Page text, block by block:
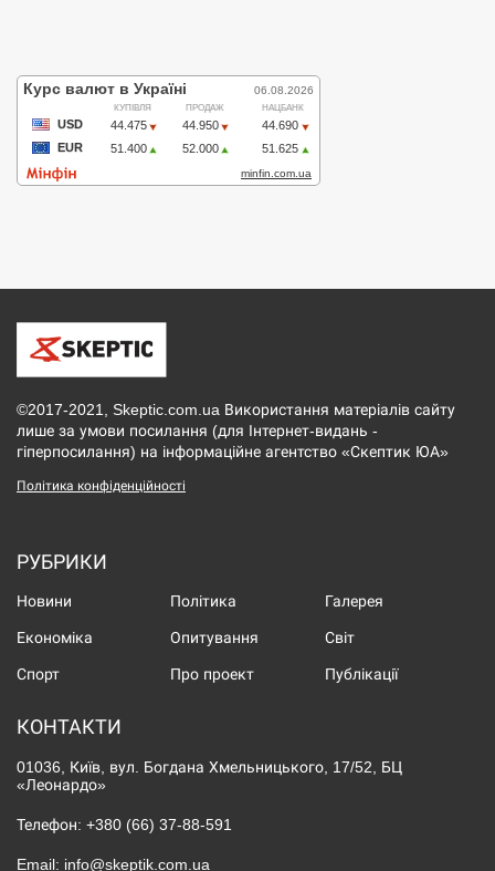
©2017-2021, Skeptic.com.ua Використання матеріалів сайту
лише за умови посилання (для Інтернет-видань -
гіперпосилання) на інформаційне агентство «Скептик ЮА»
Політика конфіденційності
РУБРИКИ
Новини Політика Галерея
Економіка Опитування Світ
Спорт Про проект Публікації
КОНТАКТИ
01036, Київ, вул. Богдана Хмельницького, 17/52, БЦ
«Леонардо»
Телефон: +380 (66) 37-88-591
Email: info@skeptik.com.ua